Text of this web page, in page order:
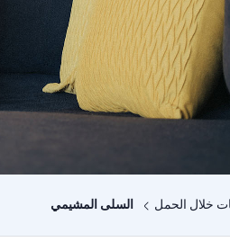
خلال الحمل السلى المشيمي